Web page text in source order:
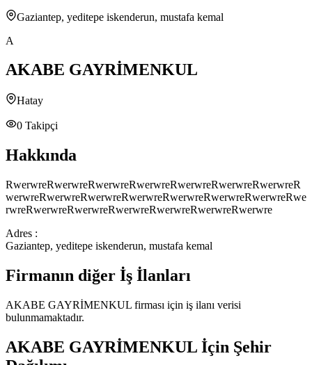
Gaziantep, yeditepe iskenderun, mustafa kemal
A
AKABE GAYRİMENKUL
Hatay
0 Takipçi
Hakkında
RwerwreRwerwreRwerwreRwerwreRwerwreRwerwreRwerwreR
werwreRwerwreRwerwreRwerwreRwerwreRwerwreRwerwreRwe
rwreRwerwreRwerwreRwerwreRwerwreRwerwreRwerwre
Adres :
Gaziantep, yeditepe iskenderun, mustafa kemal
Firmanın diğer İş İlanları
AKABE GAYRİMENKUL firması için iş ilanı verisi
bulunmamaktadır.
AKABE GAYRİMENKUL İçin Şehir